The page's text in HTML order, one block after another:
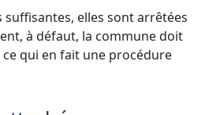
suffisantes, elles sont arrêtées
à défaut, la commune doit
qui en fait une procédure